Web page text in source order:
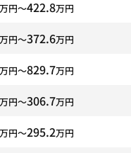
万円〜422.8万円
万円〜372.6万円
万円〜829.7万円
万円〜306.7万円
万円〜295.2万円